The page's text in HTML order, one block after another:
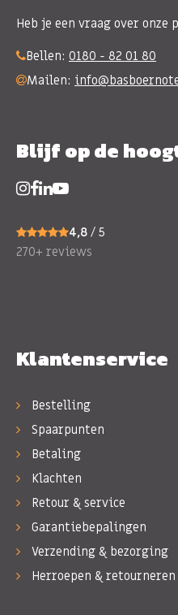
Heb je een vraag over
Bellen: 0180 - 82 01 80
Mailen:
Blijf op de
4,8 / 5
270+ reviews
Klantenservice
Bestelling
Spaarpunten
Betaling
Klachten
Retour & service
Garantiebepalingen
Verzending & bezorging
Herroepen & retourneren